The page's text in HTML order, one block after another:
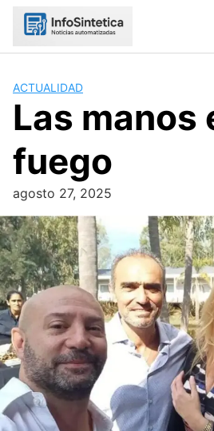
Skip
ACTUALIDAD
Las manos
fuego
agosto 27, 2025